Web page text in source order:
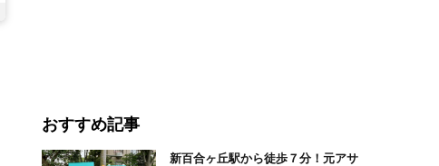
おすすめ記事
新百合ヶ丘駅から徒歩７分！元アサ